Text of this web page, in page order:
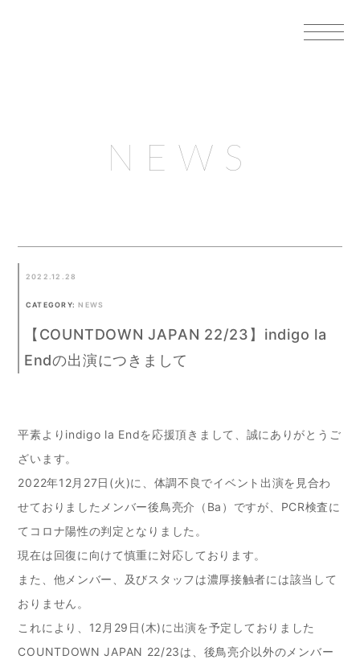
NEWS
2022.12.28
CATEGORY: NEWS
【COUNTDOWN JAPAN 22/23】indigo la
Endの出演につきまして
平素よりindigo la Endを応援頂きまして、誠にありがとうご
ざいます。
2022年12月27日(火)に、体調不良でイベント出演を見合わ
せておりましたメンバー後鳥亮介（Ba）ですが、PCR検査に
てコロナ陽性の判定となりました。
現在は回復に向けて慎重に対応しております。
また、他メンバー、及びスタッフは濃厚接触者には該当して
おりません。
これにより、12月29日(木)に出演を予定しておりました
COUNTDOWN JAPAN 22/23は、後鳥亮介以外のメンバー